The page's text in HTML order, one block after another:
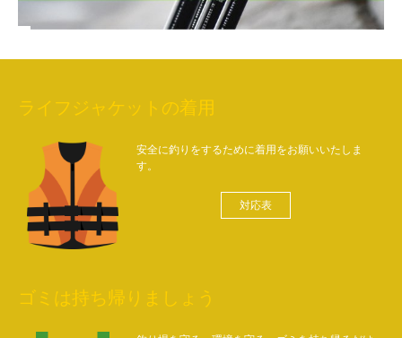
ライフジャケットの着用
安全に釣りをするために着用をお願いいたしま
す。
対応表
ゴミは持ち帰りましょう